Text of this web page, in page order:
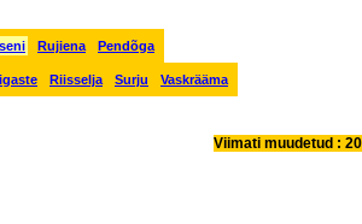
Rujiena Pendõga
Riisselja Surju Vaskrääma
Viimati muudetud :